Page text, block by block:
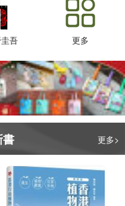
吾 更多
書 更多>